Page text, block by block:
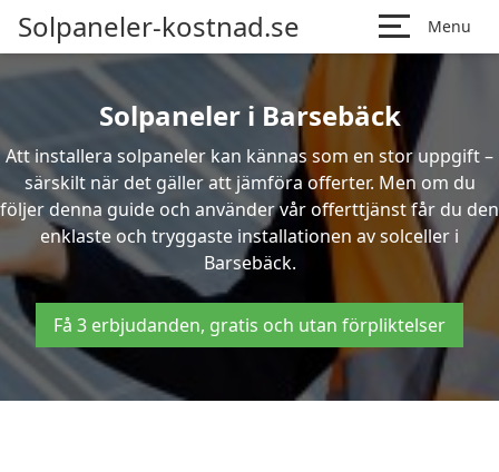
Solpaneler-kostnad.se Menu
Solpaneler i Barsebäck
Att installera solpaneler kan kännas som en stor uppgift –
särskilt när det gäller att jämföra offerter. Men om du
följer denna guide och använder vår offerttjänst får du den
enklaste och tryggaste installationen av solceller i
Barsebäck.
Få 3 erbjudanden, gratis och utan förpliktelser